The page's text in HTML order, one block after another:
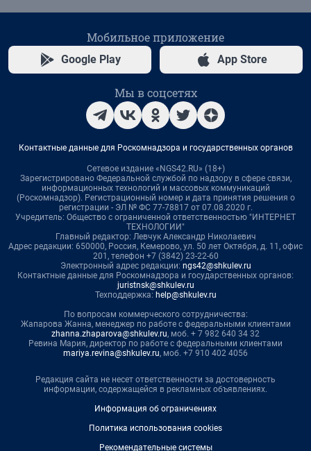
Мобильное приложение
Google Play App Store
Мы в соцсетях
Контактные данные для Роскомнадзора и государственных органов
Сетевое издание «NGS42.RU» (18+)
Зарегистрировано Федеральной службой по надзору в сфере связи,
информационных технологий и массовых коммуникаций
(Роскомнадзор). Регистрационный номер и дата принятия решения о
регистрации - ЭЛ № ФС 77-78817 от 07.08.2020 г.
Учредитель: Общество с ограниченной ответственностью "ИНТЕРНЕТ
ТЕХНОЛОГИИ"
Главный редактор: Левчук Александр Николаевич
Адрес редакции: 650000, Россия, Кемерово, ул. 50 лет Октября, д. 11, офис
201, телефон +7 (3842) 23-22-60
Электронный адрес редакции: ngs42@shkulev.ru
Контактные данные для Роскомнадзора и государственных органов:
juristnsk@shkulev.ru
Техподдержка: help@shkulev.ru
По вопросам коммерческого сотрудничества:
Жапарова Жанна, менеджер по работе с федеральными клиентами
zhanna.zhaparova@shkulev.ru, моб. + 7 982 640 34 32
Ревина Мария, директор по работе с федеральными клиентами
mariya.revina@shkulev.ru, моб. +7 910 402 4056
Редакция сайта не несет ответственности за достоверность
информации, содержащейся в рекламных объявлениях.
Информация об ограничениях
Политика использования cookies
Рекомендательные системы